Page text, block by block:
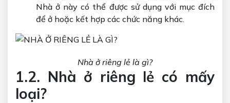
Nhà ở này có thể được sử dụng với mục đích
để ở hoặc kết hợp các chức năng khác.
Nhà ở riêng lẻ là gì?
1.2. Nhà ở riêng lẻ có mấy
loại?